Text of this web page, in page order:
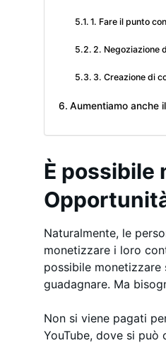
1. Fare il punto
2. Negoziazione
3. Creazione di
Aumentiamo anche
È possibile
Naturalmente, le
monetizzare i loro
possibile monetizzare
guadagnare. Ma
Non si viene pagati
YouTube, dove si